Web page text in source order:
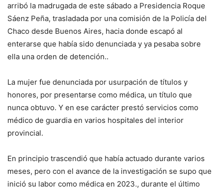
arribó la madrugada de este sábado a Presidencia Roque
Sáenz Peña, trasladada por una comisión de la Policía del
Chaco desde Buenos Aires, hacia donde escapó al
enterarse que había sido denunciada y ya pesaba sobre
ella una orden de detención..
La mujer fue denunciada por usurpación de títulos y
honores, por presentarse como médica, un título que
nunca obtuvo. Y en ese carácter prestó servicios como
médico de guardia en varios hospitales del interior
provincial.
En principio trascendió que había actuado durante varios
meses, pero con el avance de la investigación se supo que
inició su labor como médica en 2023., durante el último